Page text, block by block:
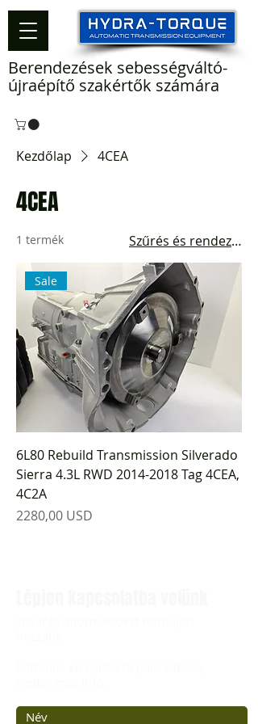
Berendezések sebességváltó-
újraépítő szakértők számára
Kezdőlap 4CEA
4CEA
1 termék Szűrés és rendezés
Sale
6L80 Rebuild Transmission Silverado
Sierra 4.3L RWD 2014-2018 Tag 4CEA,
4C2A
Ár
2280,00 USD